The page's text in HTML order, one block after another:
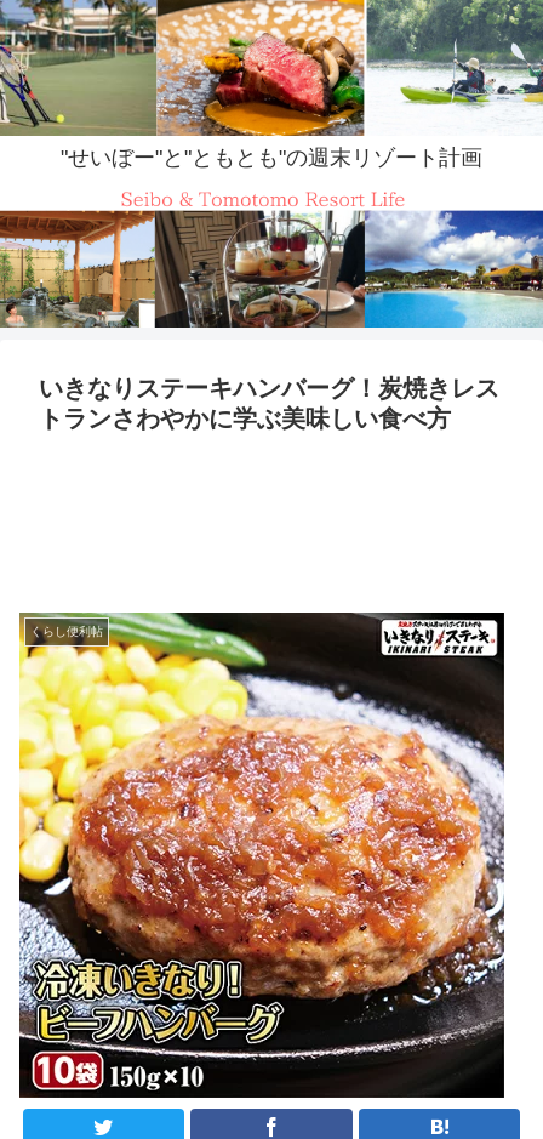
"せいぼー"と"ともとも"の週末リゾート計画
いきなりステーキハンバーグ！炭焼きレス
トランさわやかに学ぶ美味しい食べ方
くらし便利帖